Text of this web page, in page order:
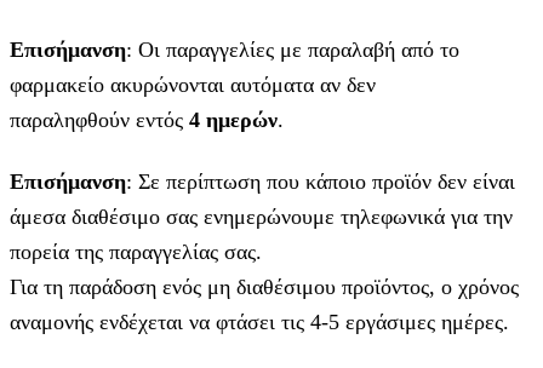
Επισήμανση: Οι παραγγελίες με παραλαβή από το
φαρμακείο ακυρώνονται αυτόματα αν δεν
παραληφθούν εντός 4 ημερών.
Επισήμανση: Σε περίπτωση που κάποιο προϊόν δεν είναι
άμεσα διαθέσιμο σας ενημερώνουμε τηλεφωνικά για την
πορεία της παραγγελίας σας.
Για τη παράδοση ενός μη διαθέσιμου προϊόντος, ο χρόνος
αναμονής ενδέχεται να φτάσει τις 4-5 εργάσιμες ημέρες.